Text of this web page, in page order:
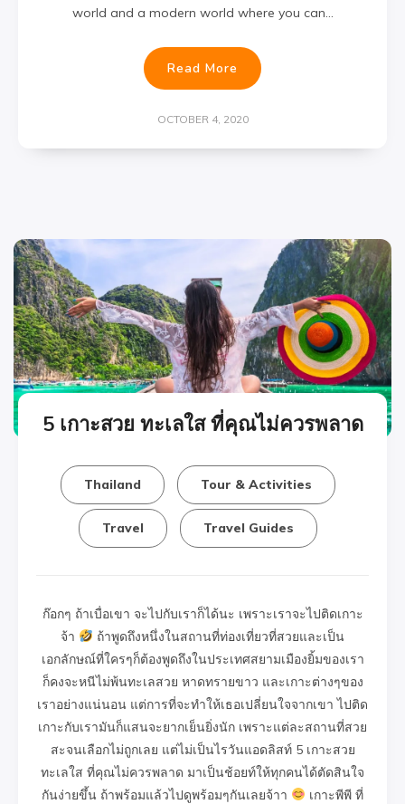
world and a modern world where you can…
Read More
OCTOBER 4, 2020
5 เกาะสวย ทะเลใส ที่คุณไม่ควรพลาด
Thailand Tour & Activities
Travel Travel Guides
ก๊อกๆ ถ้าเบื่อเขา จะไปกับเราก็ได้นะ เพราะเราจะไปติดเกาะ
จ้า
ถ้าพูดถึงหนึ่งในสถานที่ท่องเที่ยวที่สวยและเป็น
เอกลักษณ์ที่ใครๆก็ต้องพูดถึงในประเทศสยามเมืองยิ้มของเรา
ก็คงจะหนีไม่พ้นทะเลสวย หาดทรายขาว และเกาะต่างๆของ
เราอย่างแน่นอน แต่การที่จะทำให้เธอเปลี่ยนใจจากเขา ไปติด
เกาะกับเรามันก็แสนจะยากเย็นยิ่งนัก เพราะแต่ละสถานที่สวย
สะจนเลือกไม่ถูกเลย แต่ไม่เป็นไรวันแอดลิสท์ 5 เกาะสวย
ทะเลใส ที่คุณไม่ควรพลาด มาเป็นช้อยท์ให้ทุกคนได้ตัดสินใจ
กันง่ายขึ้น ถ้าพร้อมแล้วไปดูพร้อมๆกันเลยจ้าา
เกาะพีพี ที่